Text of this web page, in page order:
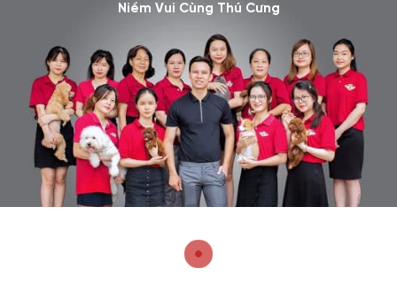
Niềm Vui Cùng Thú Cưng